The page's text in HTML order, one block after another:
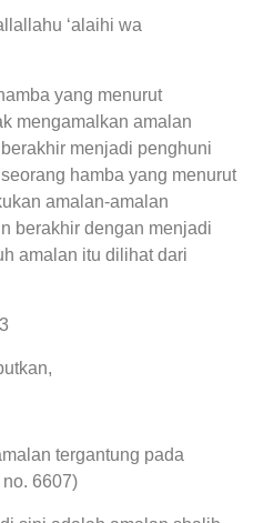
‘alaihi wa
yang menurut
mengamalkan amalan
menjadi penghuni
hamba yang menurut
amalan-amalan
berakhir dengan menjadi
amalan itu dilihat dari
tergantung pada
6607)